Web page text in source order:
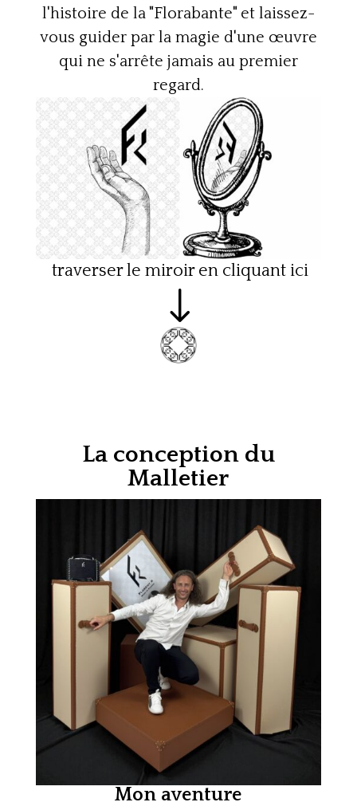
l'histoire de la "Florabante" et laissez-
vous guider par la magie d'une œuvre
qui ne s'arrête jamais au premier
regard.
traverser le miroir en cliquant ici
"
La conception du
Malletier
Mon aventure